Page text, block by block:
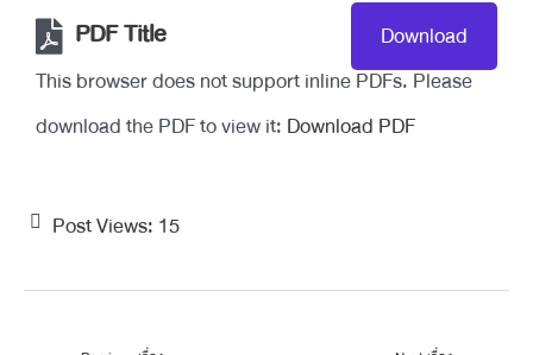
PDF Title
Download
This browser does not support inline PDFs. Please
download the PDF to view it: Download PDF
Post Views: 15